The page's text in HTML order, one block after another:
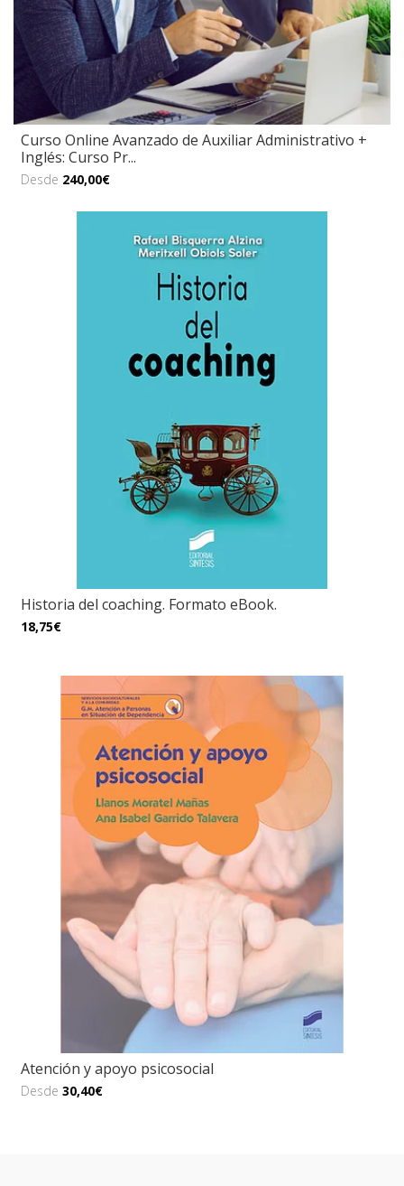
Curso Online Avanzado de Auxiliar Administrativo +
Inglés: Curso Pr...
Desde 240,00€
Historia del coaching. Formato eBook.
18,75€
Atención y apoyo psicosocial
Desde 30,40€